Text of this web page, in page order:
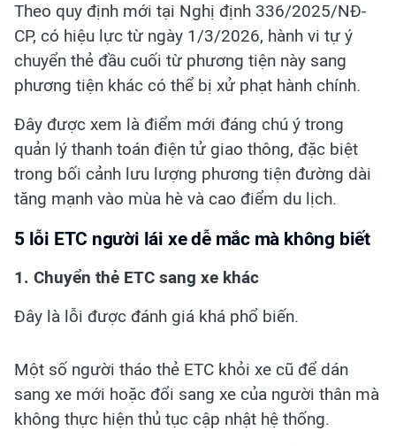
Theo quy định mới tại Nghị định 336/2025/NĐ-
CP, có hiệu lực từ ngày 1/3/2026, hành vi tự ý
chuyển thẻ đầu cuối từ phương tiện này sang
phương tiện khác có thể bị xử phạt hành chính.
Đây được xem là điểm mới đáng chú ý trong
quản lý thanh toán điện tử giao thông, đặc biệt
trong bối cảnh lưu lượng phương tiện đường dài
tăng mạnh vào mùa hè và cao điểm du lịch.
5 lỗi ETC người lái xe dễ mắc mà không biết
1. Chuyển thẻ ETC sang xe khác
Đây là lỗi được đánh giá khá phổ biến.
Một số người tháo thẻ ETC khỏi xe cũ để dán
sang xe mới hoặc đổi sang xe của người thân mà
không thực hiện thủ tục cập nhật hệ thống.